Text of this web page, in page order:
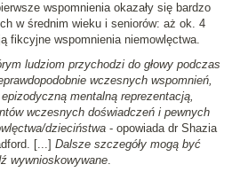
wspomnienia okazały się bardzo
w średnim wieku i seniorów: aż ok. 4
fikcyjne wspomnienia niemowlęctwa.
ludziom przychodzi do głowy podczas
wczesnych wspomnień,
mentalną reprezentacją,
wczesnych doświadczeń i pewnych
dzieciństwa - opowiada dr Shazia
[...] Dalsze szczegóły mogą być
wywnioskowywane.